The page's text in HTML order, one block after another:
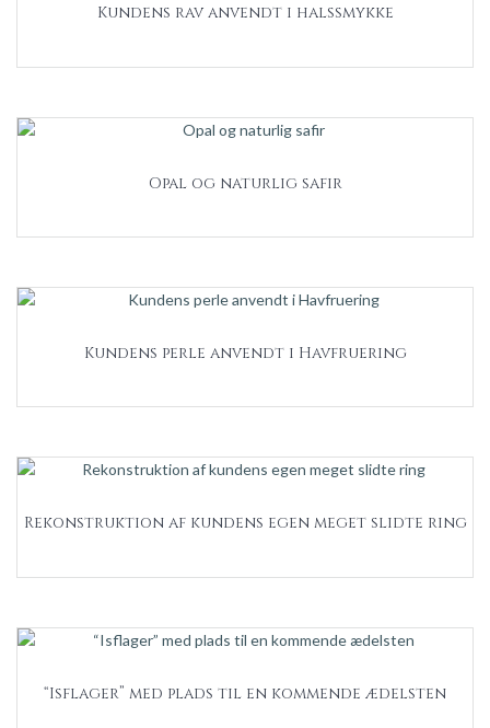
Kundens rav anvendt i halssmykke
Opal og naturlig safir
Kundens perle anvendt i Havfruering
Rekonstruktion af kundens egen meget slidte ring
“Isflager” med plads til en kommende ædelsten